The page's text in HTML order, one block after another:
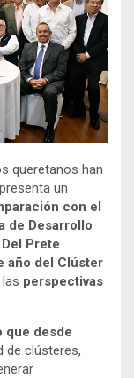
queretanos han
un
con el
de Desarrollo
Prete
año del Clúster
perspectivas
que desde
de clústeres,